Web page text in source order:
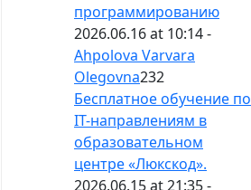
программированию
2026.06.16 at 10:14 -
Ahpolova Varvara
Olegovna232
Бесплатное обучение по
IT-направлениям в
образовательном
центре «Люкскод».
2026.06.15 at 21:35 -